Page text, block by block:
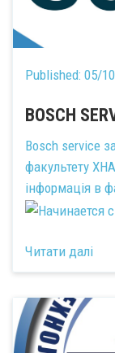
Published: 05/
BOSCH
Bosch service
факультету
інформація в
Читати далі